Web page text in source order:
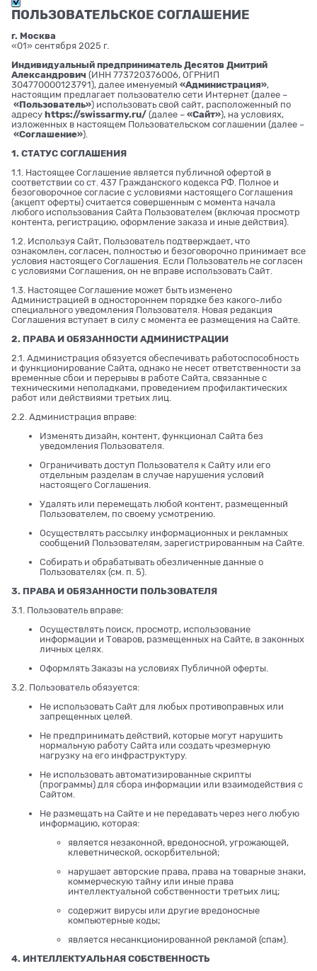
ПОЛЬЗОВАТЕЛЬСКОЕ СОГЛАШЕНИЕ
г. Москва
«01» сентября 2025 г.
Индивидуальный предприниматель Десятов Дмитрий
Александрович (ИНН 773720376006, ОГРНИП
304770000123791), далее именуемый «Администрация»,
настоящим предлагает пользователю сети Интернет (далее –
«Пользователь») использовать свой сайт, расположенный по
адресу https://swissarmy.ru/ (далее – «Сайт»), на условиях,
изложенных в настоящем Пользовательском соглашении (далее –
«Соглашение»).
1. СТАТУС СОГЛАШЕНИЯ
1.1. Настоящее Соглашение является публичной офертой в
соответствии со ст. 437 Гражданского кодекса РФ. Полное и
безоговорочное согласие с условиями настоящего Соглашения
(акцепт оферты) считается совершенным с момента начала
любого использования Сайта Пользователем (включая просмотр
контента, регистрацию, оформление заказа и иные действия).
1.2. Используя Сайт, Пользователь подтверждает, что
ознакомлен, согласен, полностью и безоговорочно принимает все
условия настоящего Соглашения. Если Пользователь не согласен
с условиями Соглашения, он не вправе использовать Сайт.
1.3. Настоящее Соглашение может быть изменено
Администрацией в одностороннем порядке без какого-либо
специального уведомления Пользователя. Новая редакция
Соглашения вступает в силу с момента ее размещения на Сайте.
2. ПРАВА И ОБЯЗАННОСТИ АДМИНИСТРАЦИИ
2.1. Администрация обязуется обеспечивать работоспособность
и функционирование Сайта, однако не несет ответственности за
временные сбои и перерывы в работе Сайта, связанные с
техническими неполадками, проведением профилактических
работ или действиями третьих лиц.
2.2. Администрация вправе:
Изменять дизайн, контент, функционал Сайта без
уведомления Пользователя.
Ограничивать доступ Пользователя к Сайту или его
отдельным разделам в случае нарушения условий
настоящего Соглашения.
Удалять или перемещать любой контент, размещенный
Пользователем, по своему усмотрению.
Осуществлять рассылку информационных и рекламных
сообщений Пользователям, зарегистрированным на Сайте.
Собирать и обрабатывать обезличенные данные о
Пользователях (см. п. 5).
3. ПРАВА И ОБЯЗАННОСТИ ПОЛЬЗОВАТЕЛЯ
3.1. Пользователь вправе:
Осуществлять поиск, просмотр, использование
информации и Товаров, размещенных на Сайте, в законных
личных целях.
Оформлять Заказы на условиях Публичной оферты.
3.2. Пользователь обязуется:
Не использовать Сайт для любых противоправных или
запрещенных целей.
Не предпринимать действий, которые могут нарушить
нормальную работу Сайта или создать чрезмерную
нагрузку на его инфраструктуру.
Не использовать автоматизированные скрипты
(программы) для сбора информации или взаимодействия с
Сайтом.
Не размещать на Сайте и не передавать через него любую
информацию, которая:
является незаконной, вредоносной, угрожающей,
клеветнической, оскорбительной;
нарушает авторские права, права на товарные знаки,
коммерческую тайну или иные права
интеллектуальной собственности третьих лиц;
содержит вирусы или другие вредоносные
компьютерные коды;
является несанкционированной рекламой (спам).
4. ИНТЕЛЛЕКТУАЛЬНАЯ СОБСТВЕННОСТЬ